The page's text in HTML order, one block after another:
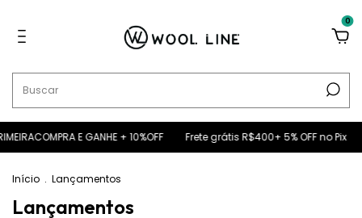
0
+ 10%OFF Frete grátis R$400+ 5% OFF no Pix USE O CUPOM
Início . Lançamentos
Lançamentos